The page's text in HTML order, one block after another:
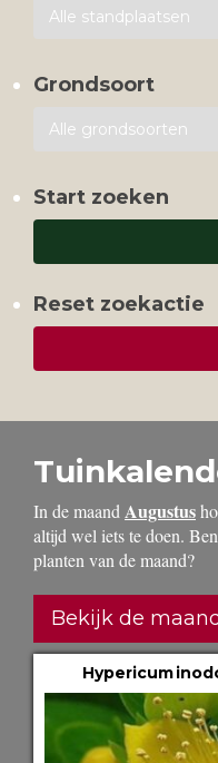
Grondsoort
Start zoeken
Reset zoekactie
In de maand Augustus
altijd wel iets te doen.
planten van de maand?
Bekijk de
Hypericum